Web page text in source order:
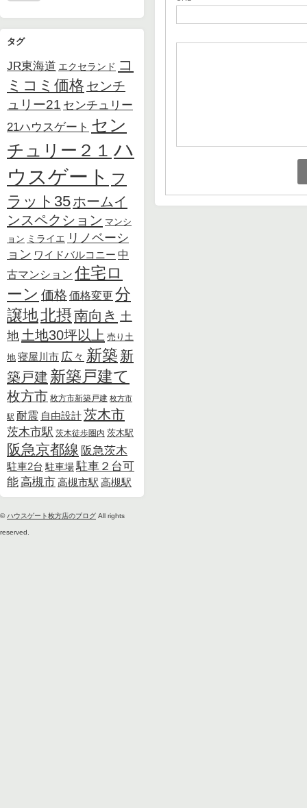
タグ
JR東海道 エクセランド コ
ミコミ価格 センチ
ュリー21 センチュリー
21ハウスゲート セン
チュリー２１ ハ
ウスゲート フ
ラット35ホームイ
ンスペクション マンシ
ョン ミライエ リノベーシ
ョン ワイドバルコニー 中
古マンション 住宅ロ
ーン 価格 価格変更 分
譲地北摂南向き 土
地 土地30坪以上 売り土
地 寝屋川市 広々 新築 新
築戸建 新築戸建て
枚方市 枚方市新築戸建 枚方市
駅 耐震 自由設計茨木市
茨木市駅 茨木徒歩圏内 茨木駅
阪急京都線 阪急茨木
駐車2台 駐車場駐車２台可
能高槻市高槻市駅 高槻駅
©ハウスゲート枚方店のブログ All rights
reserved.